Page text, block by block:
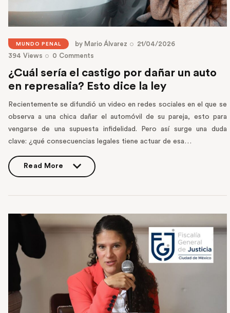
MUNDO PENAL by Mario Álvarez
21/04/2026
394 Views 0 Comments
¿Cuál sería el castigo por dañar un auto
en represalia? Esto dice la ley
Recientemente se difundió un video en redes sociales en el que se
observa a una chica dañar el automóvil de su pareja, esto para
vengarse de una supuesta infidelidad. Pero así surge una duda
clave: ¿qué consecuencias legales tiene actuar de esa…
Read More